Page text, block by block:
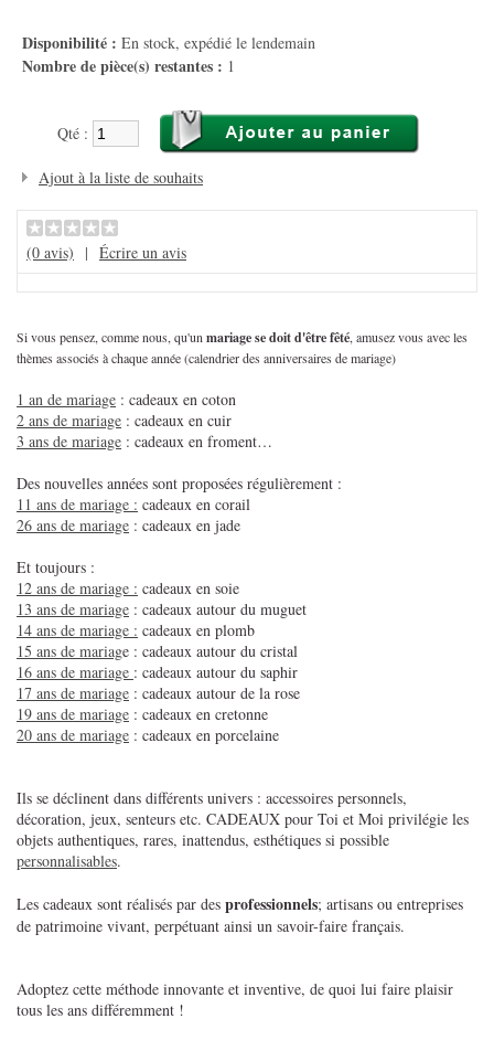
Disponibilité : En stock, expédié le lendemain
Nombre de pièce(s) restantes : 1
Qté :
Ajout à la liste de souhaits
(0 avis) | Écrire un avis
Si vous pensez, comme nous, qu'unmariage se doit d'être fêté, amusez vous avec les
thèmes associés à chaque année (calendrier des anniversaires de mariage)
1 an de mariage : cadeaux en coton
2 ans de mariage : cadeaux en cuir
3 ans de mariage : cadeaux en froment…
Des nouvelles années sont proposées régulièrement :
11 ans de mariage : cadeaux en corail
26 ans de mariage : cadeaux en jade
Et toujours :
12 ans de mariage : cadeaux en soie
13 ans de mariage : cadeaux autour du muguet
14 ans de mariage : cadeaux en plomb
15 ans de mariage : cadeaux autour du cristal
16 ans de mariage : cadeaux autour du saphir
17 ans de mariage : cadeaux autour de la rose
19 ans de mariage : cadeaux en cretonne
20 ans de mariage : cadeaux en porcelaine
Ils se déclinent dans différents univers : accessoires personnels,
décoration, jeux, senteurs etc. CADEAUX pour Toi et Moi privilégie les
objets authentiques, rares, inattendus, esthétiques si possible
personnalisables.
Les cadeaux sont réalisés par des professionnels; artisans ou entreprises
de patrimoine vivant, perpétuant ainsi un savoir-faire français.
Adoptez cette méthode innovante et inventive, de quoi lui faire plaisir
tous les ans différemment !